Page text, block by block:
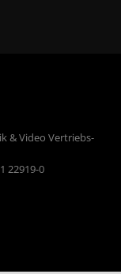
& Video Vertriebs-
22919-0